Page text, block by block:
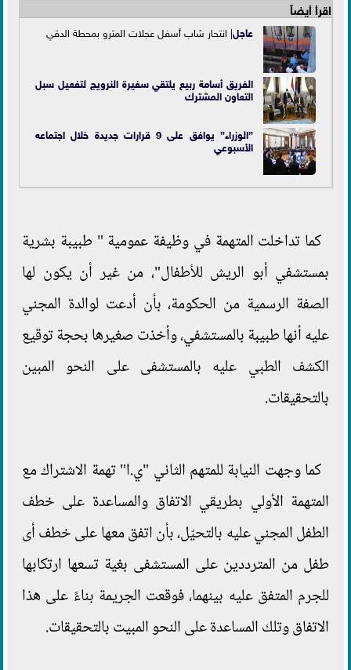
اقرأ أيضاً
عاجل| انتحار شاب أسفل عجلات المترو بمحطة الدقي
الفريق أسامة ربيع يلتقي سفيرة النرويج لتفعيل سبل
التعاون المشترك
”الوزراء” يوافق على 9 قرارات جديدة خلال اجتماعه
الأسبوعي
كما تداخلت المتهمة في وظيفة عمومية " طبيبة بشرية
بمستشفي أبو الريش للأطفال"، من غير أن يكون لها
الصفة الرسمية من الحكومة، بأن أدعت لوالدة المجني
عليه أنها طبيبة بالمستشفي، وأخذت صغيرها بحجة توقيع
الكشف الطبي عليه بالمستشفى على النحو المبين
بالتحقيقات.
كما وجهت النيابة للمتهم الثاني "ي.ا" تهمة الاشتراك مع
المتهمة الأولي بطريقي الاتفاق والمساعدة على خطف
الطفل المجني عليه بالتحيّل، بأن اتفق معها على خطف أى
طفل من المترددين على المستشفى بغية تسعها ارتكابها
للجرم المتفق عليه بينهما، فوقعت الجريمة بناءً على هذا
الاتفاق وتلك المساعدة على النحو المبيت بالتحقيقات.